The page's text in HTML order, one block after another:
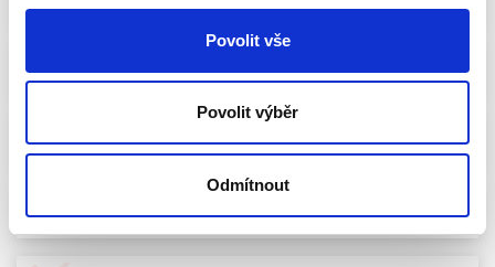
Povolit vše
Povolit výběr
Odmítnout
6. Karel Pačiska
7. Lukáš Kettner
8. Lucie Orgoníková